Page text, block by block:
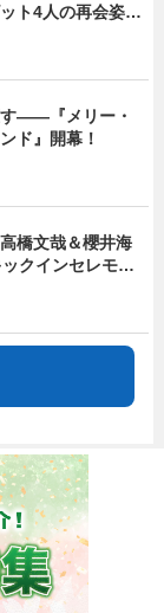
ト4人の再会姿に
す――『メリー・
ド』開幕！
橋文哉＆櫻井海
クインセレモニ